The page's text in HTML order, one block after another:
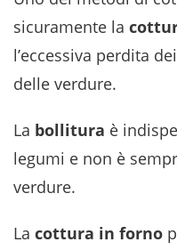
sicuramente la
l’eccessiva perdita
delle verdure.
La bollitura è
legumi e non è
verdure.
La cottura in forno